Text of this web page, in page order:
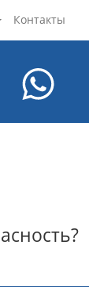
Контакты